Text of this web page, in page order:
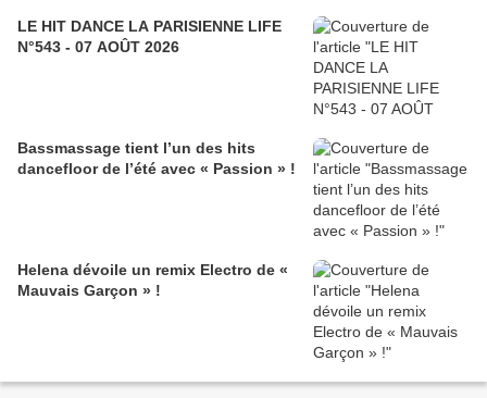
LE HIT DANCE LA PARISIENNE LIFE
N°543 - 07 AOÛT 2026
Bassmassage tient l’un des hits
dancefloor de l’été avec « Passion » !
Helena dévoile un remix Electro de «
Mauvais Garçon » !